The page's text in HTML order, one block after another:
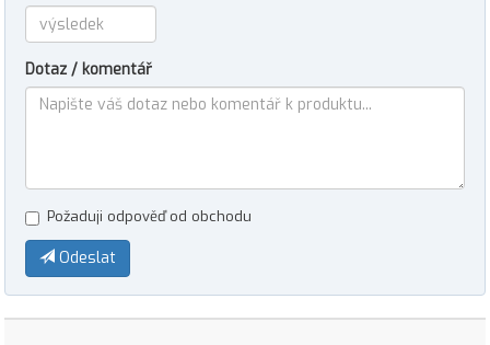
Dotaz / komentář
Požaduji odpověď od obchodu
Odeslat